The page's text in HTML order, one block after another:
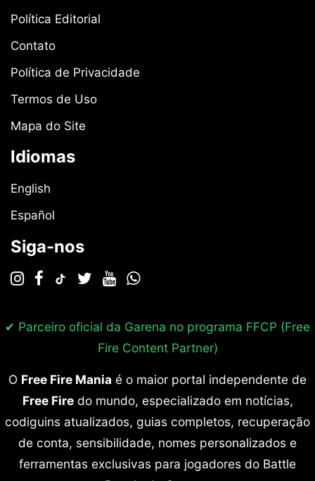
Política Editorial
Contato
Política de Privacidade
Termos de Uso
Mapa do Site
Idiomas
English
Español
Siga-nos
✔ Parceiro oficial da Garena no programa FFCP (Free
Fire Content Partner)
O Free Fire Mania é o maior portal independente de
Free Firedo mundo, especializado em notícias,
codiguins atualizados, guias completos, recuperação
de conta, sensibilidade, nomes personalizados e
ferramentas exclusivas para jogadores do Battle